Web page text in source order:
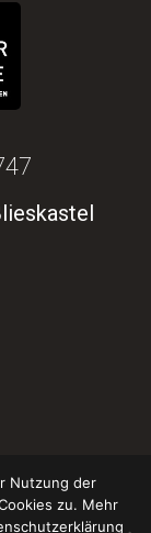
Nutzung der
zu. Mehr